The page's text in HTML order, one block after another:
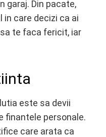
garaj. Din pacate,
care decizi ca ai
te faca fericit, iar
este sa devii
finantele personale.
care arata ca